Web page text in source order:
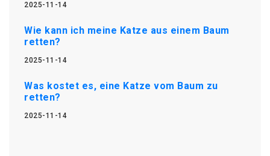
2025-11-14
Wie kann ich meine Katze aus einem Baum
retten?
2025-11-14
Was kostet es, eine Katze vom Baum zu
retten?
2025-11-14